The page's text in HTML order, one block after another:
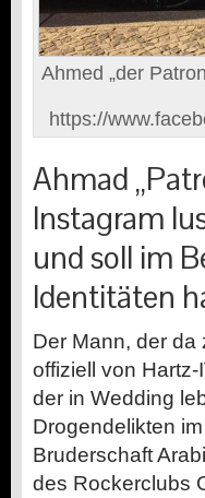
Ahmed „der
https://
Ahmad
Instagram
und soll im
Identitäten
Der Mann, der da
offiziell von Hartz-
der in Wedding
Drogendelikten
Bruderschaft
des Rockerclubs